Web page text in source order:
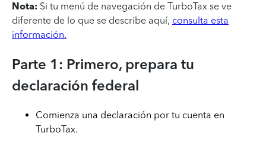
Nota: Si tu menú de navegación de TurboTax se ve
diferente de lo que se describe aquí, consulta esta
información.
Parte 1: Primero, prepara tu
declaración federal
Comienza una declaración por tu cuenta en
TurboTax.